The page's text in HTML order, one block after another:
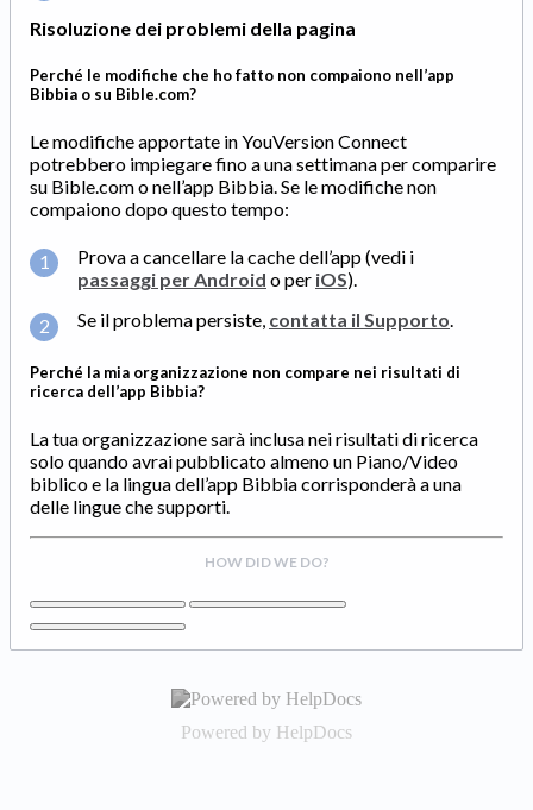
Risoluzione dei problemi della pagina
Perché le modifiche che ho fatto non compaiono nell’app
Bibbia o su Bible.com?
Le modifiche apportate in YouVersion Connect
potrebbero impiegare fino a una settimana per comparire
su Bible.com o nell’app Bibbia. Se le modifiche non
compaiono dopo questo tempo:
Prova a cancellare la cache dell’app (vedi i
passaggi per Android o per iOS).
Se il problema persiste, contatta il Supporto.
Perché la mia organizzazione non compare nei risultati di
ricerca dell’app Bibbia?
La tua organizzazione sarà inclusa nei risultati di ricerca
solo quando avrai pubblicato almeno un Piano/Video
biblico e la lingua dell’app Bibbia corrisponderà a una
delle lingue che supporti.
HOW DID WE DO?
Powered by HelpDocs